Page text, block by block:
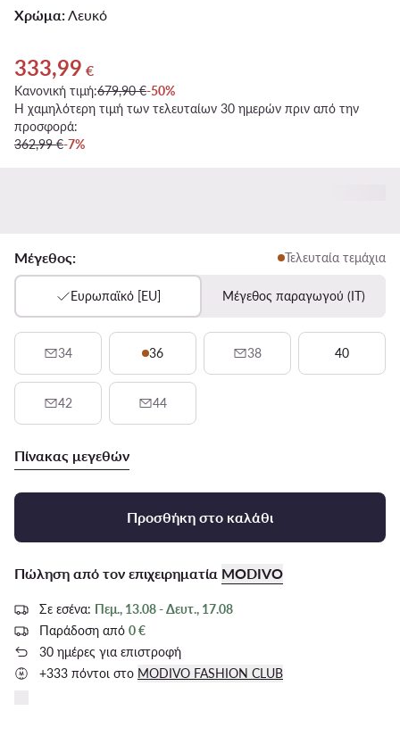
Χρώμα: Λευκό
Τρέχουσα τιμή 333,99 €
333,99 €
Κανονική τιμή:679,90 €-50%
Η χαμηλότερη τιμή των τελευταίων 30 ημερών πριν από την
προσφορά:
362,99 €-7%
Μέγεθος: Τελευταία τεμάχια
Ευρωπαϊκό [EU] Μέγεθος παραγωγού (IT)
34 36 38 40
42 44
Πίνακας μεγεθών
Προσθήκη στο καλάθι
Πώληση από τον επιχειρηματία MODIVO
Σε εσένα: Πεμ., 13.08 - Δευτ., 17.08
Παράδοση από 0 €
30 ημέρες για επιστροφή
+333 πόντοι στο MODIVO FASHION CLUB